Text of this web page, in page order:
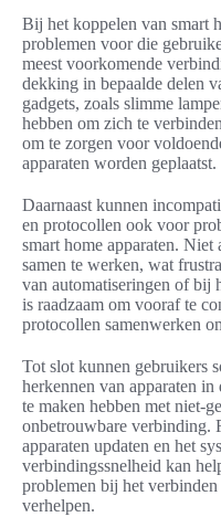
Bij het koppelen van smart
problemen voor die
meest voorkomende
dekking in bepaalde delen
gadgets, zoals slimme
hebben om zich te
om te zorgen voor
apparaten worden geplaatst.
Daarnaast kunnen
en protocollen ook voor
smart home apparaten.
samen te werken, wat
van automatiseringen of bij
is raadzaam om vooraf te
protocollen samenwerken
Tot slot kunnen gebruikers
herkennen van apparaten
te maken hebben met niet-
onbetrouwbare verbinding.
apparaten updaten en het
verbindingssnelheid kan
problemen bij het
verhelpen.